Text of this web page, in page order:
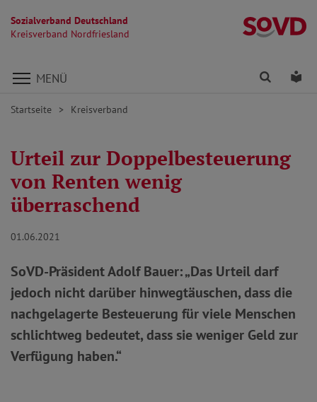
Sozialverband Deutschland
Kreisverband Nordfriesland
Direkt zu den Inhalten springen
MENÜ Finden
Startseite Kreisverband
Urteil zur Doppelbesteuerung
von Renten wenig
überraschend
01.06.2021
SoVD-Präsident Adolf Bauer: „Das Urteil darf
jedoch nicht darüber hinwegtäuschen, dass die
nachgelagerte Besteuerung für viele Menschen
schlichtweg bedeutet, dass sie weniger Geld zur
Verfügung haben.“